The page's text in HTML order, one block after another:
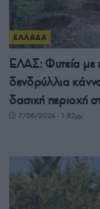
ΕΛΛΑΔΑ
ΕΛΑΣ: Φυτεία με
δενδρύλλια
δασική περιοχή
7/08/2026 - 1:32μμ